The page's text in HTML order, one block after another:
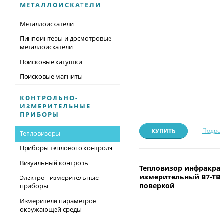
КУПИТЬ
Тепловизор
измерительный В7-
поверкой
МЕТАЛЛОИСКАТЕЛИ
Металлоискатели
Пинпоинтеры и досмотровые
металлоискатели
Поисковые катушки
Поисковые магниты
КОНТРОЛЬНО-
ИЗМЕРИТЕЛЬНЫЕ
ПРИБОРЫ
Тепловизоры
Приборы теплового контроля
Визуальный контроль
Электро - измерительные
приборы
Измерители параметров
окружающей среды